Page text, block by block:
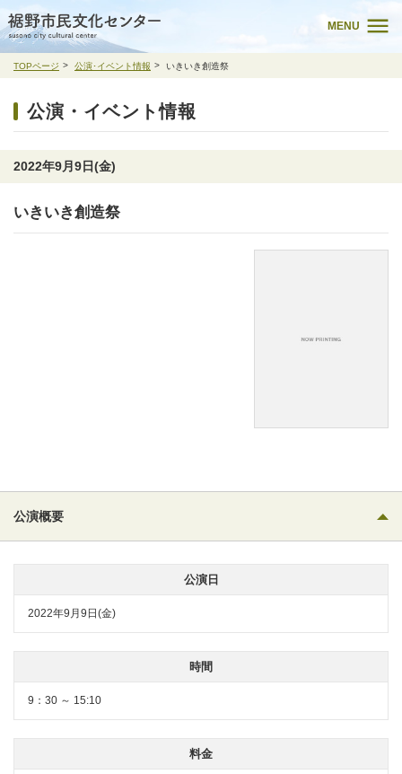
MENU
TOPページ 公演･イベント情報 いきいき創造祭
公演・イベント情報
2022年9月9日(金)
いきいき創造祭
公演概要
公演日
2022年9月9日(金)
時間
9：30 ～ 15:10
料金